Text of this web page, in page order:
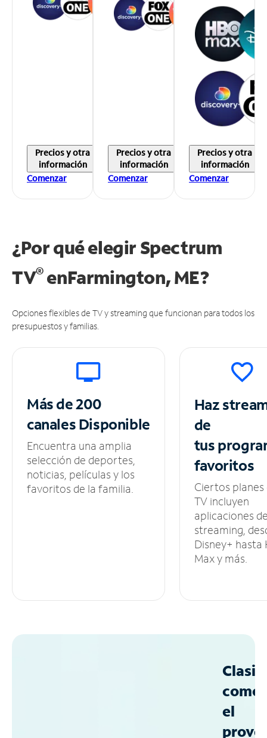
Precios y otra
información
Comenzar
Precios y otra
información
Comenzar
Precios y otra
información
Comenzar
¿Por qué elegir Spectrum
TV®enFarmington, ME?
Opciones flexibles de TV y streaming que funcionan para todos los
presupuestos y familias.
Más de 200
canalesDisponible
Encuentra una amplia
selección de deportes,
noticias, películas y los
favoritos de la familia.
Haz
de
tus
favoritos
Ciertos planes
TV incluyen
aplicaciones
streaming,
Disney+ hasta
Max y más.
como
el